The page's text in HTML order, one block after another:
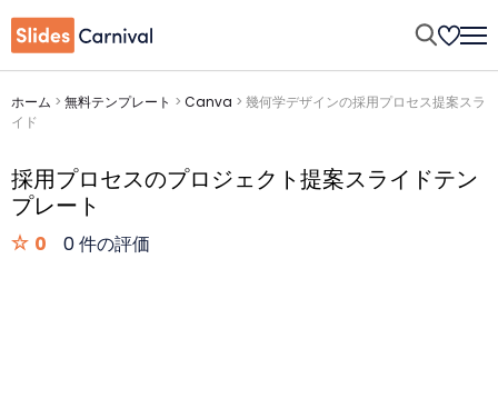
ホーム > 無料テンプレート > Canva > 幾何学デザインの採用プロセス提案スラ
イド
採用プロセスのプロジェクト提案スライドテン
プレート
0 0 件の評価